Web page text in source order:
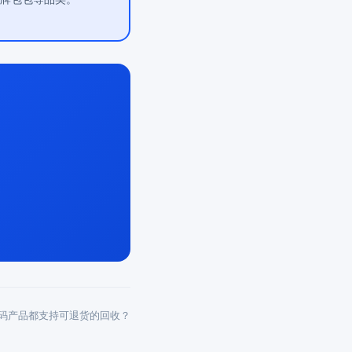
产品都支持可退货的回收？